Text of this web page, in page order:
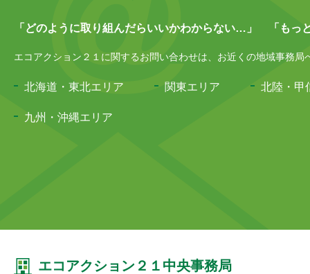
「どのように取り組んだらいいかわからない…」 「もっ
エコアクション２１に関するお問い合わせは、お近くの地域事務
北海道・東北エリア 関東エリア 北陸・甲
九州・沖縄エリア
エコアクション２１中央事務局